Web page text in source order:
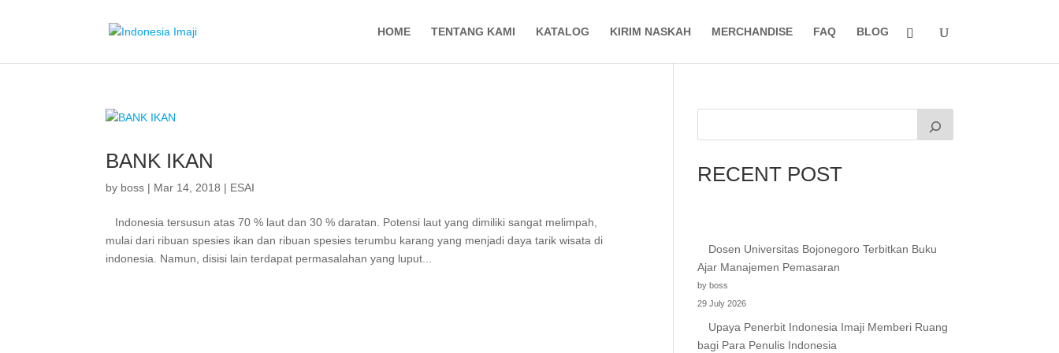
HOME TENTANG KAMI KATALOG KIRIM NASKAH MERCHANDISE FAQ BLOG
BANK IKAN
by boss | Mar 14, 2018 | ESAI
Indonesia tersusun atas 70 % laut dan 30 % daratan. Potensi laut yang dimiliki sangat melimpah,
mulai dari ribuan spesies ikan dan ribuan spesies terumbu karang yang menjadi daya tarik wisata di
indonesia. Namun, disisi lain terdapat permasalahan yang luput...
RECENT POST
Dosen Universitas Bojonegoro Terbitkan Buku
Ajar Manajemen Pemasaran
by boss
29 July 2026
Upaya Penerbit Indonesia Imaji Memberi Ruang
bagi Para Penulis Indonesia